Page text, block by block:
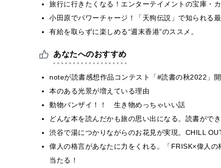
旅行に行きたくなる！エンターテイメントの宝庫・
小田原でパワーチャージ！「天狗伝説」で知られる
有給を取らずに楽しめる“週末香港”のススメ。
あなたへのおすすめ
noteが読書感想作品コンテスト「#読書の秋2022」
本のある光景が増えている理由
動物バンザイ！！ 生き物めっちゃいい話
どんな本を読んだかも旅の思い出になる。読書がで
渋谷で湯につかりながらのお花見が実現。CHILL
偉人の格言があなたに力をくれる。「FRISK×偉人
当たる！